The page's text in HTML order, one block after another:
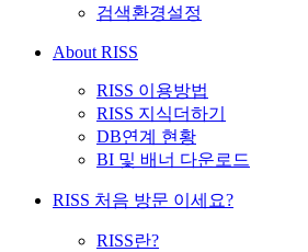
검색환경설정
About RISS
RISS 이용방법
RISS 지식더하기
DB연계 현황
BI 및 배너 다운로드
RISS 처음 방문 이세요?
RISS란?